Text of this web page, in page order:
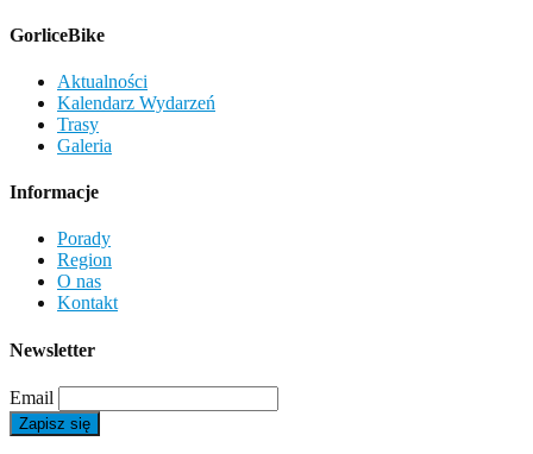
GorliceBike
Aktualności
Kalendarz Wydarzeń
Trasy
Galeria
Informacje
Porady
Region
O nas
Kontakt
Newsletter
Email